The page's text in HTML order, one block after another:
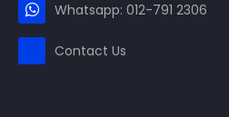
Whatsapp: 012-791 2306
Contact Us